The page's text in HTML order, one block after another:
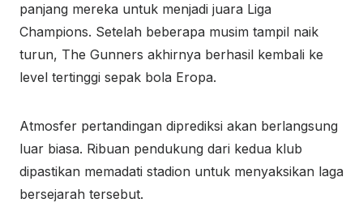
panjang mereka untuk menjadi juara Liga
Champions. Setelah beberapa musim tampil naik
turun, The Gunners akhirnya berhasil kembali ke
level tertinggi sepak bola Eropa.
Atmosfer pertandingan diprediksi akan berlangsung
luar biasa. Ribuan pendukung dari kedua klub
dipastikan memadati stadion untuk menyaksikan laga
bersejarah tersebut.